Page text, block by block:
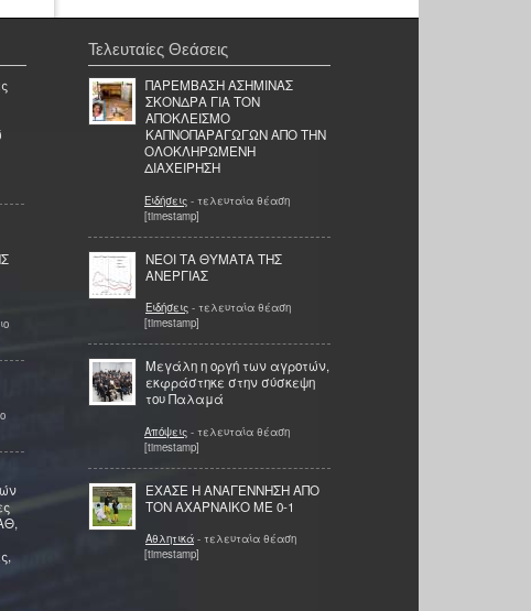
Τελευταίες Θεάσεις
ΠΑΡΕΜΒΑΣΗ ΑΣΗΜΙΝΑΣ
ΣΚΟΝΔΡΑ ΓΙΑ ΤΟΝ
ΑΠΟΚΛΕΙΣΜΟ
ΚΑΠΝΟΠΑΡΑΓΩΓΩΝ ΑΠΟ ΤΗΝ
ΟΛΟΚΛΗΡΩΜΕΝΗ
ΔΙΑΧΕΙΡΗΣΗ
Ειδήσεις - τελευταία θέαση
[timestamp]
NEOI ΤΑ ΘΥΜΑΤΑ ΤΗΣ
ΑΝΕΡΓΙΑΣ
Ειδήσεις - τελευταία θέαση
[timestamp]
Μεγάλη η οργή των αγροτών,
εκφράστηκε στην σύσκεψη
του Παλαμά
Απόψεις - τελευταία θέαση
[timestamp]
ΕΧΑΣΕ Η ΑΝΑΓΕΝΝΗΣΗ ΑΠΟ
ΤΟΝ ΑΧΑΡΝΑΙΚΟ ΜΕ 0-1
Αθλητικά - τελευταία θέαση
[timestamp]